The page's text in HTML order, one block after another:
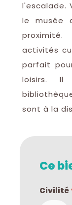
l'escalade.
le musée
activités
parfait
loisirs.
sont à la
Ce
Civilité